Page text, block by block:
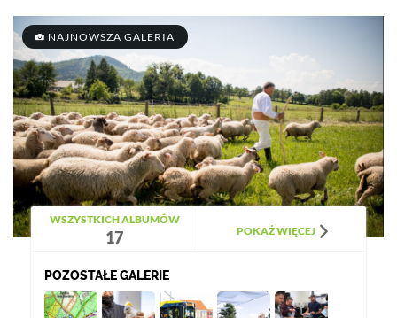
NAJNOWSZA GALERIA
WSZYSTKICH ALBUMÓW
17 POKAŻ WIĘCEJ
POZOSTAŁE GALERIE